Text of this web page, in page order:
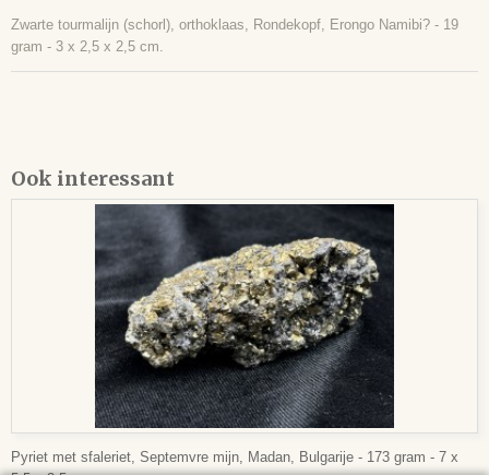
Zwarte tourmalijn (schorl), orthoklaas, Rondekopf, Erongo Namibi? - 19
gram - 3 x 2,5 x 2,5 cm.
Ook interessant
Pyriet met sfaleriet, Septemvre mijn, Madan, Bulgarije - 173 gram - 7 x